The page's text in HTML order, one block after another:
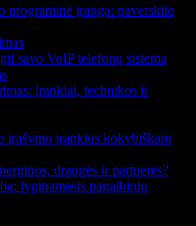
programinė įranga: paverskite
savo VoIP telefonų sistemą
įrankiai, technikos ir
įrašymo įrankius kokybiškam
draugės ir partnerės?
lyginamasis pagalbinių